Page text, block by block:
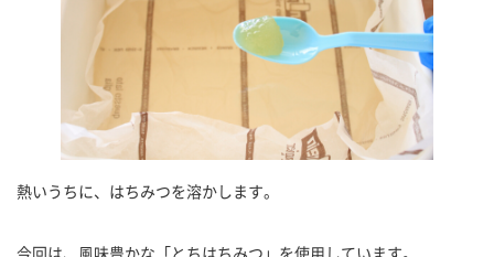
熱いうちに、はちみつを溶かします。